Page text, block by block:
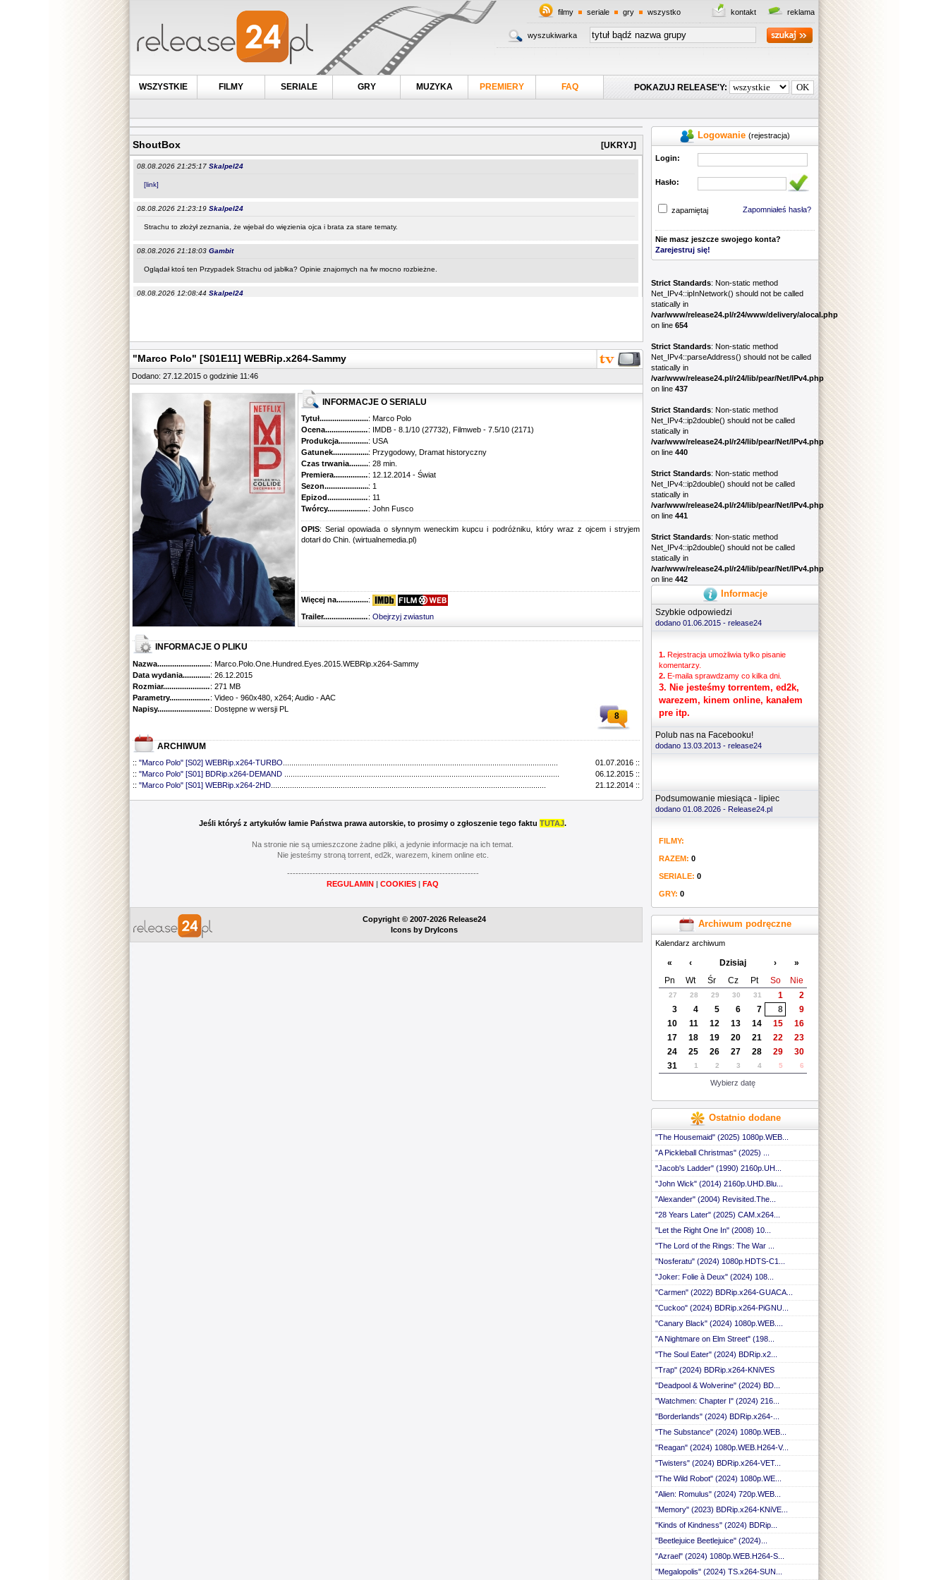
reklama
kontakt
filmy seriale gry wszystko
wyszukiwarka
POKAZUJ RELEASE'Y:
WSZYSTKIE FILMY SERIALE GRY MUZYKA PREMIERY FAQ
Logowanie (rejestracja)
Login:
Hasło:
Zapomniałeś hasła?
zapamiętaj
Nie masz jeszcze swojego konta?
Zarejestruj się!
Strict Standards: Non-static method
Net_IPv4::ipInNetwork() should not be called
statically in
/var/www/release24.pl/r24/www/delivery/alocal.php
on line 654
Strict Standards: Non-static method
Net_IPv4::parseAddress() should not be called
statically in
/var/www/release24.pl/r24/lib/pear/Net/IPv4.php
on line 437
Strict Standards: Non-static method
Net_IPv4::ip2double() should not be called
statically in
/var/www/release24.pl/r24/lib/pear/Net/IPv4.php
on line 440
Strict Standards: Non-static method
Net_IPv4::ip2double() should not be called
statically in
/var/www/release24.pl/r24/lib/pear/Net/IPv4.php
on line 441
Strict Standards: Non-static method
Net_IPv4::ip2double() should not be called
statically in
/var/www/release24.pl/r24/lib/pear/Net/IPv4.php
on line 442
Informacje
Szybkie odpowiedzi
dodano 01.06.2015 - release24
1. Rejestracja umożliwia tylko pisanie
komentarzy.
2. E-maila sprawdzamy co kilka dni.
3. Nie jesteśmy torrentem, ed2k,
warezem, kinem online, kanałem
pre itp.
Polub nas na Facebooku!
dodano 13.03.2013 - release24
Podsumowanie miesiąca - lipiec
dodano 01.08.2026 - Release24.pl
FILMY:
RAZEM: 0
SERIALE: 0
GRY: 0
Archiwum podręczne
Kalendarz archiwum
« ‹ Dzisiaj ›
»
Pn
Wt Śr Cz Pt So Nie
27 28 29 30 31 1
2
3
4 5 6 7 8
9
10
11 12 13 14 15
16
17
18 19 20 21 22
23
24
25 26 27 28 29
30
31
1 2 3 4 5 6
Wybierz datę
Ostatnio dodane
"The Housemaid" (2025) 1080p.WEB...
"A Pickleball Christmas" (2025) ...
"Jacob's Ladder" (1990) 2160p.UH...
"John Wick" (2014) 2160p.UHD.Blu...
"Alexander" (2004) Revisited.The...
"28 Years Later" (2025) CAM.x264...
"Let the Right One In" (2008) 10...
"The Lord of the Rings: The War ...
"Nosferatu" (2024) 1080p.HDTS-C1...
"Joker: Folie à Deux" (2024) 108...
"Carmen" (2022) BDRip.x264-GUACA...
"Cuckoo" (2024) BDRip.x264-PiGNU...
"Canary Black" (2024) 1080p.WEB....
"A Nightmare on Elm Street" (198...
"The Soul Eater" (2024) BDRip.x2...
"Trap" (2024) BDRip.x264-KNiVES
"Deadpool & Wolverine" (2024) BD...
"Watchmen: Chapter I" (2024) 216...
"Borderlands" (2024) BDRip.x264-...
"The Substance" (2024) 1080p.WEB...
"Reagan" (2024) 1080p.WEB.H264-V...
"Twisters" (2024) BDRip.x264-VET...
"The Wild Robot" (2024) 1080p.WE...
"Alien: Romulus" (2024) 720p.WEB...
"Memory" (2023) BDRip.x264-KNiVE...
"Kinds of Kindness" (2024) BDRip...
"Beetlejuice Beetlejuice" (2024)...
"Azrael" (2024) 1080p.WEB.H264-S...
"Megalopolis" (2024) TS.x264-SUN...
[UKRYJ]
ShoutBox
"Marco Polo" [S01E11] WEBRip.x264-Sammy
Dodano: 27.12.2015 o godzinie 11:46
INFORMACJE O SERIALU
Tytuł............................................
: Marco Polo
Ocena.............................................: IMDB - 8.1/10 (27732), Filmweb - 7.5/10 (2171)
Produkcja.........................................
: USA
Gatunek...........................................: Przygodowy, Dramat historyczny
Czas trwania......................................
: 28 min.
Premiera..........................................
: 12.12.2014 - Świat
Sezon.............................................
: 1
Epizod............................................
: 11
Twórcy...........................................
: John Fusco
OPIS: Serial opowiada o słynnym weneckim kupcu i podróżniku, który wraz z ojcem i stryjem
dotarł do Chin. (wirtualnemedia.pl)
Więcej na........................................
:
Trailer...........................................
: Obejrzyj zwiastun
INFORMACJE O PLIKU
Nazwa.............................................: Marco.Polo.One.Hundred.Eyes.2015.WEBRip.x264-Sammy
Data wydania......................................
: 26.12.2015
Rozmiar...........................................
: 271 MB
Parametry.........................................: Video - 960x480, x264; Audio - AAC
Napisy............................................
: Dostępne w wersji PL
8
ARCHIWUM
:: "Marco Polo" [S02] WEBRip.x264-TURBO
01.07.2016 ::
:: "Marco Polo" [S01] BDRip.x264-DEMAND
06.12.2015 ::
:: "Marco Polo" [S01] WEBRip.x264-2HD 21.12.2014 ::
Jeśli któryś z artykułów łamie Państwa prawa autorskie, to prosimy o zgłoszenie tego faktu TUTAJ.
Na stronie nie są umieszczone żadne pliki, a jedynie informacje na ich temat.
Nie jesteśmy stroną torrent, ed2k, warezem, kinem online etc.
--------------------------------------------------------------------
REGULAMIN
COOKIES FAQ
Copyright © 2007-2026 Release24
Icons by DryIcons